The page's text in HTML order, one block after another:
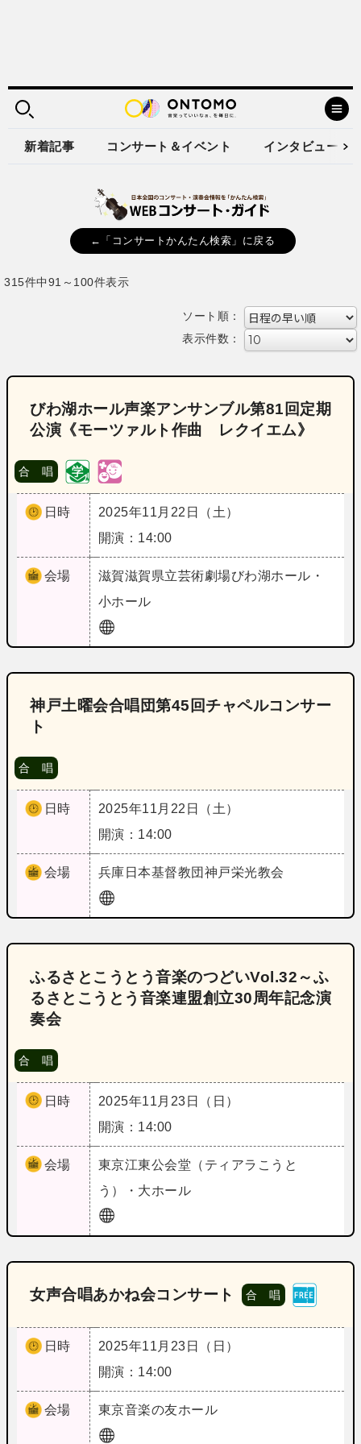
新着記事 コンサート＆イベント インタビュー
←「コンサートかんたん検索」に戻る
315件中91～100件表示
ソート順：
表示件数：
びわ湖ホール声楽アンサンブル第81回定期
公演《モーツァルト作曲 レクイエム》
合 唱
日時
2025年11月22日（土）
開演：14:00
会場 滋賀滋賀県立芸術劇場びわ湖ホール・
小ホール
神戸土曜会合唱団第45回チャペルコンサー
ト
合 唱
日時
2025年11月22日（土）
開演：14:00
会場 兵庫 日本基督教団神戸栄光教会
ふるさとこうとう音楽のつどいVol.32～ふ
るさとこうとう音楽連盟創立30周年記念演
奏会
合 唱
日時
2025年11月23日（日）
開演：14:00
会場 東京江東公会堂（ティアラこうと
う）・大ホール
女声合唱あかね会コンサート 合 唱
日時
2025年11月23日（日）
開演：14:00
会場 東京音楽の友ホール